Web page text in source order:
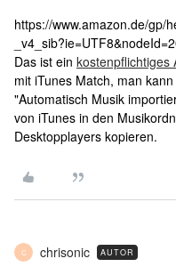
https://www.amazon.de/gp/
Das ist ein kostenpflichtiges
mit iTunes Match, man
"Automatisch Musik
von iTunes in den
Desktopplayers kopieren.
C chrisonic AUTOR